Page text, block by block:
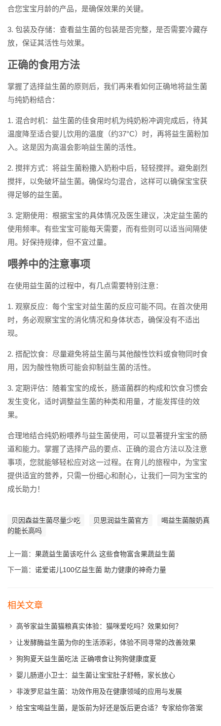
合您宝宝月龄的产品，是确保效果的关键。
3. 包装及存储：查看益生菌的包装是否完整，是否需要冷藏存
放，保证其活性与效果。
正确的食用方法
掌握了选择益生菌的原则后，我们再来看如何正确地将益生菌
与纯奶粉结合：
1. 混合时机：益生菌的佳食用时机为纯奶粉冲调完成后，待其
温度降至适合婴儿饮用的温度（约37°C）时，再将益生菌粉加
入。这是因为高温会影响益生菌的活性。
2. 搅拌方式：将益生菌粉撒入奶粉中后，轻轻搅拌。避免剧烈
搅拌，以免破坏益生菌。确保均匀混合，这样可以确保宝宝获
得足够的益生菌。
3. 定期使用：根据宝宝的具体情况及医生建议，决定益生菌的
使用频率。有些宝宝可能每天需要，而有些则可以适当间隔使
用。好保持规律，但不宜过量。
喂养中的注意事项
在使用益生菌的过程中，有几点需要特别注意：
1. 观察反应：每个宝宝对益生菌的反应可能不同。在首次使用
时，务必观察宝宝的消化情况和身体状态，确保没有不适出
现。
2. 搭配饮食：尽量避免将益生菌与其他酸性饮料或食物同时食
用，因为酸性物质可能会抑制益生菌的活性。
3. 定期评估：随着宝宝的成长，肠道菌群的构成和饮食习惯会
发生变化，适时调整益生菌的种类和用量，才能发挥佳的效
果。
合理地结合纯奶粉喂养与益生菌使用，可以显著提升宝宝的肠
道和能力。掌握了选择产品的要点、正确的混合方法以及注意
事项，您就能够轻松应对这一过程。在育儿的旅程中，为宝宝
提供适宜的营养，只需一份细心和耐心，让我们一同为宝宝的
成长助力！
贝因森益生菌尽量少吃 贝思润益生菌官方
喝益生菌酸奶真
的能长高吗
上一篇： 果蔬益生菌该吃什么 这些食物富含果蔬益生菌
下一篇： 诺爱诺儿100亿益生菌 助力健康的神奇力量
相关文章
高爷家益生菌猫粮真实体验：猫咪爱吃吗？效果如何？
让发酵酶益生菌为你的生活添彩，体验不同寻常的改善效果
狗狗夏天益生菌吃法 正确喂食让狗狗健康度夏
婴儿肠道小卫士：益生菌让宝宝肚子舒畅，家长放心
非泼罗尼益生菌：功效作用及在健康领域的应用与发展
给宝宝喝益生菌，是饭前为好还是饭后更合适？专家给你答案